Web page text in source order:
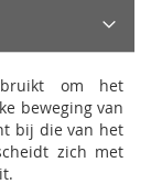
om het
beweging van
bij die van het
zich met